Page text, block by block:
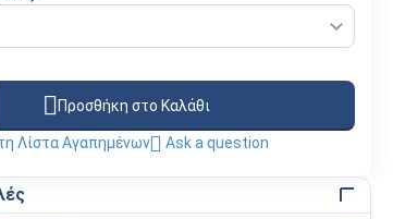
Προσθήκη στο Καλάθι
Λίστα Αγαπημένων Ask a question